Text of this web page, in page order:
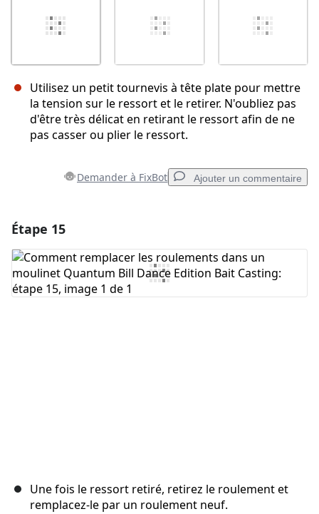
Utilisez un petit tournevis à tête plate pour mettre
la tension sur le ressort et le retirer. N'oubliez pas
d'être très délicat en retirant le ressort afin de ne
pas casser ou plier le ressort.
Demander à FixBot Ajouter un commentaire
Ajouter un commentaire
Étape 15
Une fois le ressort retiré, retirez le roulement et
remplacez-le par un roulement neuf.